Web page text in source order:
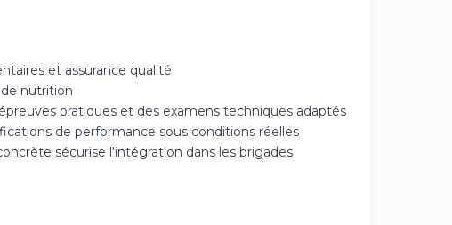
et assurance qualité
nutrition
pratiques et des examens techniques adaptés
de performance sous conditions réelles
sécurise l'intégration dans les brigades